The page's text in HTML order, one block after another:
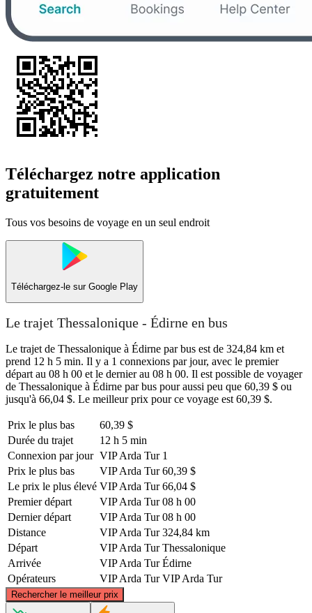
Téléchargez notre application
gratuitement
Tous vos besoins de voyage en un seul endroit
Téléchargez-le sur Google Play
Le trajet Thessalonique - Édirne en bus
Le trajet de Thessalonique à Édirne par bus est de 324,84 km et
prend 12 h 5 min. Il y a 1 connexions par jour, avec le premier
départ au 08 h 00 et le dernier au 08 h 00. Il est possible de voyager
de Thessalonique à Édirne par bus pour aussi peu que 60,39 $ ou
jusqu'à 66,04 $. Le meilleur prix pour ce voyage est 60,39 $.
Prix ​​le plus bas
60,39 $
Durée du trajet
12 h 5 min
Connexion par jour VIP Arda Tur 1
Prix ​​le plus bas
VIP Arda Tur 60,39 $
Le prix le plus élevé VIP Arda Tur 66,04 $
Premier départ
VIP Arda Tur 08 h 00
Dernier départ
VIP Arda Tur 08 h 00
Distance
VIP Arda Tur 324,84 km
Départ
VIP Arda Tur Thessalonique
Arrivée
VIP Arda Tur Édirne
Opérateurs
VIP Arda Tur VIP Arda Tur
Rechercher le meilleur prix
©CARTO, ©OpenStreetMap